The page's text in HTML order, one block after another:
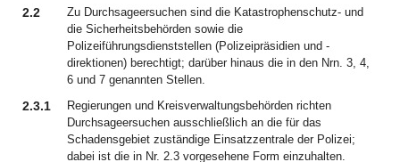
2.2
Zu Durchsageersuchen sind die Katastrophenschutz- und
die Sicherheitsbehörden sowie die
Polizeiführungsdienststellen (Polizeipräsidien und -
direktionen) berechtigt; darüber hinaus die in den Nrn. 3, 4,
6 und 7 genannten Stellen.
2.3.1
Regierungen und Kreisverwaltungsbehörden richten
Durchsageersuchen ausschließlich an die für das
Schadensgebiet zuständige Einsatzzentrale der Polizei;
dabei ist die in Nr. 2.3 vorgesehene Form einzuhalten.